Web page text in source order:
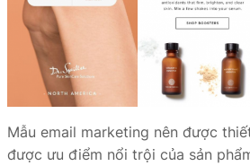
Mẫu email marketing nên được
được ưu điểm nổi trội của sản